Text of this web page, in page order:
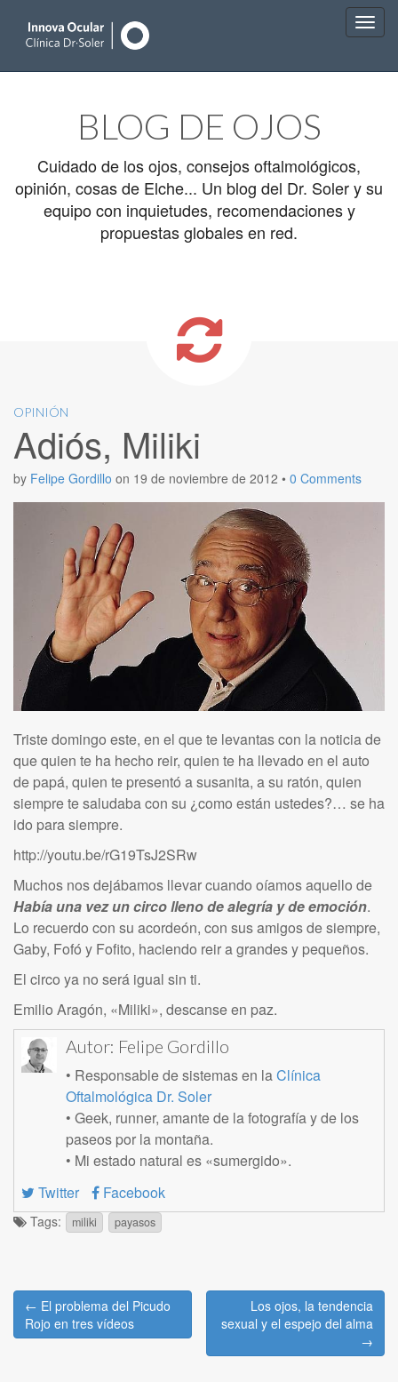
BLOG DE OJOS
Cuidado de los ojos, consejos oftalmológicos,
opinión, cosas de Elche... Un blog del Dr. Soler y su
equipo con inquietudes, recomendaciones y
propuestas globales en red.
OPINIÓN
Adiós, Miliki
by Felipe Gordillo on 19 de noviembre de 2012 • 0 Comments
Triste domingo este, en el que te levantas con la noticia de
que quien te ha hecho reir, quien te ha llevado en el auto
de papá, quien te presentó a susanita, a su ratón, quien
siempre te saludaba con su ¿como están ustedes?… se ha
ido para siempre.
http://youtu.be/rG19TsJ2SRw
Muchos nos dejábamos llevar cuando oíamos aquello de
Había una vez un circo lleno de alegría y de emoción.
Lo recuerdo con su acordeón, con sus amigos de siempre,
Gaby, Fofó y Fofito, haciendo reir a grandes y pequeños.
El circo ya no será igual sin ti.
Emilio Aragón, «Miliki», descanse en paz.
Autor: Felipe Gordillo
• Responsable de sistemas en laClínica
Oftalmológica Dr. Soler
• Geek, runner, amante de la fotografía y de los
paseos por la montaña.
• Mi estado natural es «sumergido».
Twitter
Facebook
Tags: miliki payasos
Post
navigation
← El problema del Picudo
Rojo en tres vídeos
Los ojos, la tendencia
sexual y el espejo del alma
→